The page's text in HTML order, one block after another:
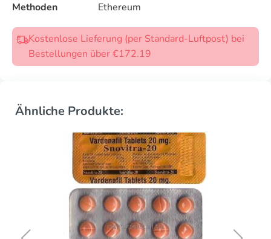
Methoden
Ethereum
Kostenlose Lieferung (per Standard-Luftpost) bei
Bestellungen über €172.19
Ähnliche Produkte: